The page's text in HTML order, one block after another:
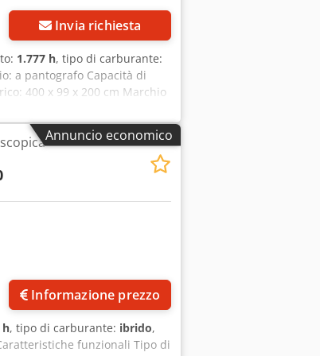
Invia richiesta
1.777 h, tipo di carburante:
a pantografo Capacità di
400 x 99 x 200 cm Marchio
informazioni Condizioni
IT Ulteriori informazioni Per
* 2018 * Motore diesel e
di lavoro * 14 metri di portata
stabilizzatrice
Annuncio economico
Informazione prezzo
h, tipo di carburante: ibrido,
funzionali Tipo di